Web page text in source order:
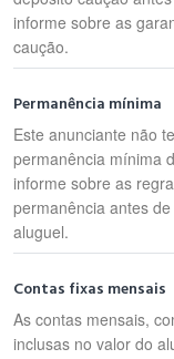
informe sobre as
caução.
Permanência mínima
Este anunciante não
permanência mínima
informe sobre as
permanência antes
aluguel.
Contas fixas mensais
As contas mensais,
inclusas no valor do